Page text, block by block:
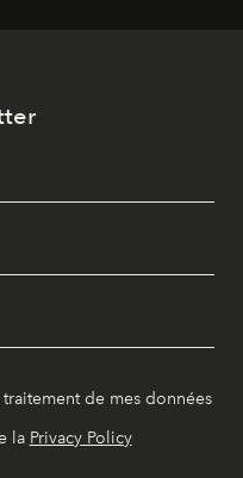
de mes données
la Privacy Policy